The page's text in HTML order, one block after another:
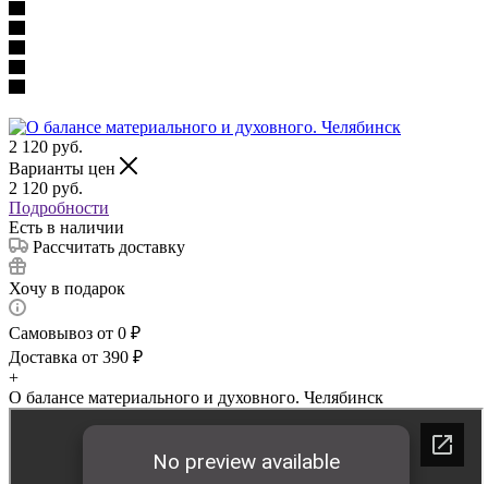
2 120 руб.
Варианты цен
2 120 руб.
Подробности
Есть в наличии
Рассчитать доставку
Хочу в подарок
Самовывоз от 0 ₽
Доставка от 390 ₽
+
О балансе материального и духовного. Челябинск